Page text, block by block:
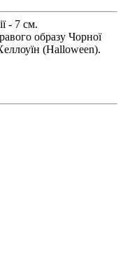
- 7 см.
образу Чорної
(Halloween).